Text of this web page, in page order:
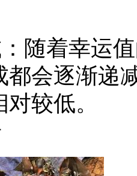
随着幸运
都会逐渐递
较低。